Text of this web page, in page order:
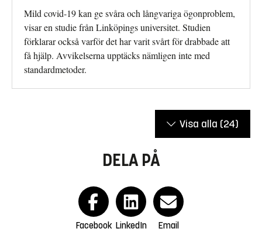
Mild covid-19 kan ge svåra och långvariga ögonproblem,
visar en studie från Linköpings universitet. Studien
förklarar också varför det har varit svårt för drabbade att
få hjälp. Avvikelserna upptäcks nämligen inte med
standardmetoder.
Visa alla (24)
DELA PÅ
Facebook LinkedIn Email